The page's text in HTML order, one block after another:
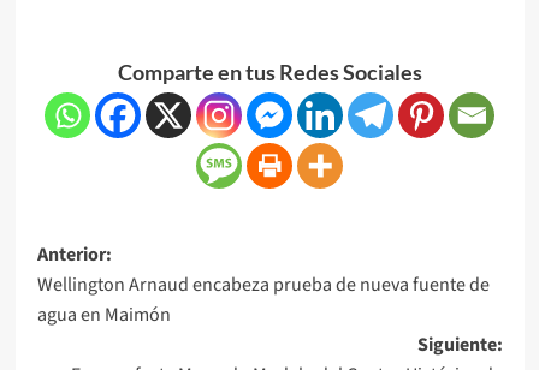
Comparte en tus Redes Sociales
Anterior:
Wellington Arnaud encabeza prueba de nueva fuente de
agua en Maimón
Siguiente: